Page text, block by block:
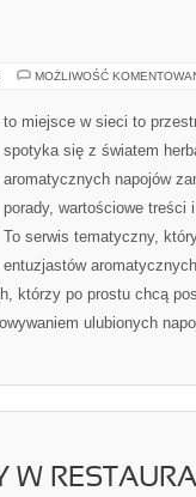
MOŻLIWOŚĆ
to miejsce w sieci to
spotyka się z światem
aromatycznych napojów
porady, wartościowe treści
To serwis tematyczny,
entuzjastów
którzy po prostu chcą
ulubionych
W